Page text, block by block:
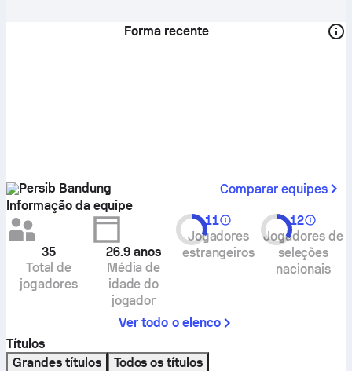
Forma recente
Persib Bandung
Comparar equipes
Informação da equipe
35
Total de
jogadores
26.9 anos
Média de
idade do
jogador
11
Jogadores
estrangeiros
12
Jogadores de
seleções
nacionais
Ver todo o elenco
Títulos
Grandes títulos
Todos os títulos